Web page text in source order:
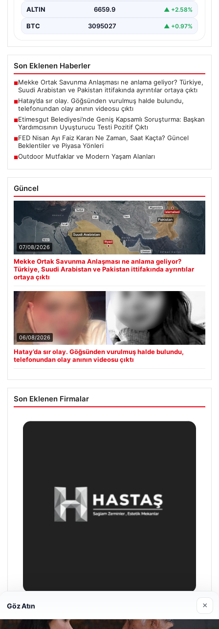
ALTIN 6659.9 ▲ +2.58%
BTC 3095027 ▲ +0.97%
Son Eklenen Haberler
■Mekke Ortak Savunma Anlaşması ne anlama geliyor? Türkiye,
Suudi Arabistan ve Pakistan ittifakında ayrıntılar ortaya çıktı
■Hatay’da sır olay. Göğsünden vurulmuş halde bulundu,
telefonundan olay anının videosu çıktı
■Etimesgut Belediyesi’nde Geniş Kapsamlı Soruşturma: Başkan
Yardımcısının Uyuşturucu Testi Pozitif Çıktı
■FED Nisan Ayı Faiz Kararı Ne Zaman, Saat Kaçta? Güncel
Beklentiler ve Piyasa Yönleri
■Outdoor Mutfaklar ve Modern Yaşam Alanları
Güncel
07/08/2026
Mekke Ortak Savunma Anlaşması ne anlama geliyor?
Türkiye, Suudi Arabistan ve Pakistan ittifakında ayrıntılar
ortaya çıktı
06/08/2026
Hatay’da sır olay. Göğsünden vurulmuş halde bulundu,
telefonundan olay anının videosu çıktı
Son Eklenen Firmalar
28/04/2026
Göz Atın ×